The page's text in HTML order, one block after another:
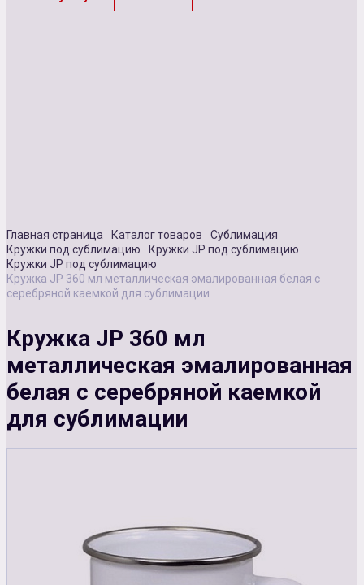
Главная страница Каталог товаров
Сублимация
Кружки под сублимацию
Кружки JP под сублимацию
Кружки JP под сублимацию
Кружка JP 360 мл металлическая эмалированная белая с
серебряной каемкой для сублимации
Кружка JP 360 мл
металлическая эмалированная
белая с серебряной каемкой
для сублимации